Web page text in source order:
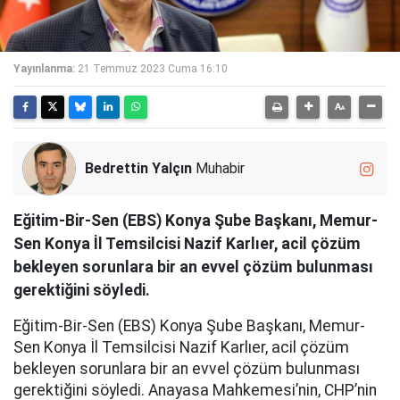
Yayınlanma: 21 Temmuz 2023 Cuma 16:10
Bedrettin Yalçın Muhabir
Eğitim-Bir-Sen (EBS) Konya Şube Başkanı, Memur-
Sen Konya İl Temsilcisi Nazif Karlıer, acil çözüm
bekleyen sorunlara bir an evvel çözüm bulunması
gerektiğini söyledi.
Eğitim-Bir-Sen (EBS) Konya Şube Başkanı, Memur-
Sen Konya İl Temsilcisi Nazif Karlıer, acil çözüm
bekleyen sorunlara bir an evvel çözüm bulunması
gerektiğini söyledi. Anayasa Mahkemesi’nin, CHP’nin